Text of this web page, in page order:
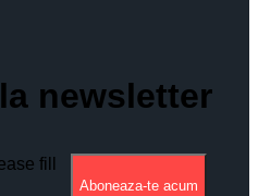
newsletter
fill
Aboneaza-te acum